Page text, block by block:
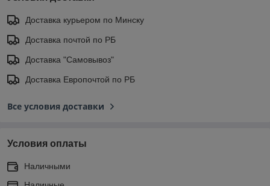
Доставка курьером по Минску
Доставка почтой по РБ
Доставка "Самовывоз"
Доставка Европочтой по РБ
Все условия доставки
Условия оплаты
Наличными